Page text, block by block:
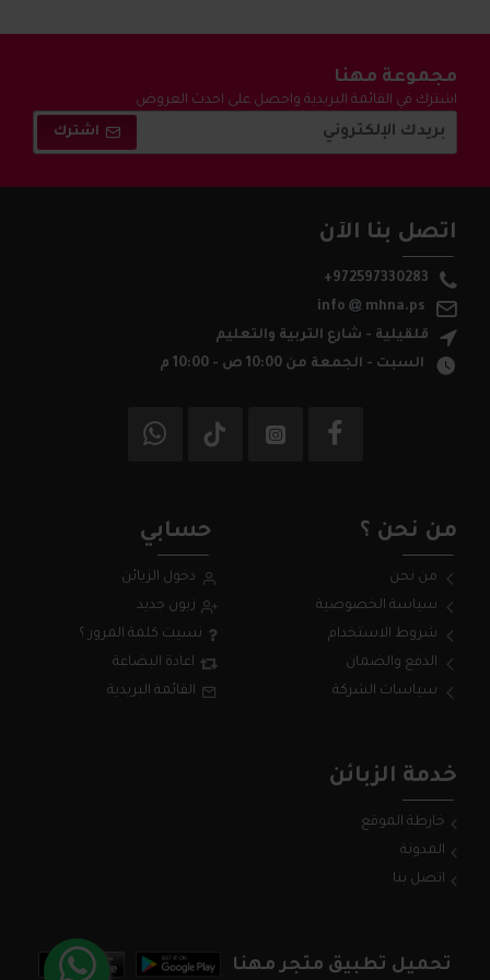
مجموعة مهنا
اشترك في القائمة البريدية واحصل على احدث العروض
والتخفيضات !
اشترك
اتصل بنا الآن
+972597330283
info
mhna.ps
قلقيلية - شارع التربية والتعليم
السبت - الجمعة من 10:00 ص - 10:00 م
من نحن ؟
من نحن
سياسة الخصوصية
شروط الاستخدام
الدفع والضمان
سياسات الشركة
حسابي
دخول الزبائن
زبون جديد
نسيت كلمة المرور ؟
اعادة البضاعة
القائمة البريدية
خدمة الزبائن
خارطة الموقع
المدونة
اتصل بنا
تحميل تطبيق متجر مهنا